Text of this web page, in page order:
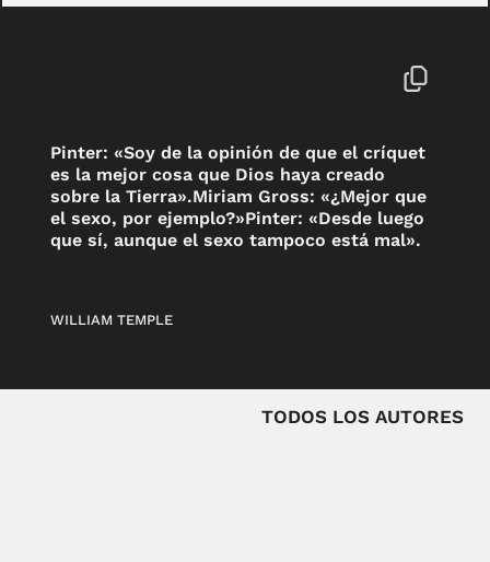
Pinter: «Soy de la opinión de que el críquet
es la mejor cosa que Dios haya creado
sobre la Tierra».Miriam Gross: «¿Mejor que
el sexo, por ejemplo?»Pinter: «Desde luego
que sí, aunque el sexo tampoco está mal».
WILLIAM TEMPLE
TODOS LOS AUTORES